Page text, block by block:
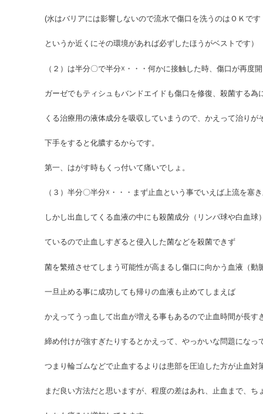
(水はバリアには影響しないので流水で傷口を洗うのはＯＫです
というか近くにその環境があれば必ずしたほうがベストです）
（２）は半分〇で半分☓・・・何かに接触した時、傷口が再度
ガーゼでもティシュもバンドエイドも傷口を修復、殺菌する為
くる治療用の液体成分を吸収していまうので、かえって治りが
下手をすると化膿するからです。
第一、はがす時もくっ付いて痛いでしょ。
（３）半分〇半分☓・・・まず止血という事でいえば上流を塞
しかし出血してくる血液の中にも殺菌成分（リンパ球や白血球
ているので止血しすぎると侵入した菌などを殺菌できず
菌を繁殖させてしまう可能性が高まるし傷口に向かう血液（動
一旦止める事に成功しても帰りの血液も止めてしまえば
かえってうっ血して出血が増える事もあるので止血時間が長す
締め付けが強すぎたりするとかえって、やっかいな問題になっ
つまり輪ゴムなどで止血するよりは患部を圧迫した方が止血対
まだ良い方法だと思いますが、程度の差はあれ、止血まで、ち